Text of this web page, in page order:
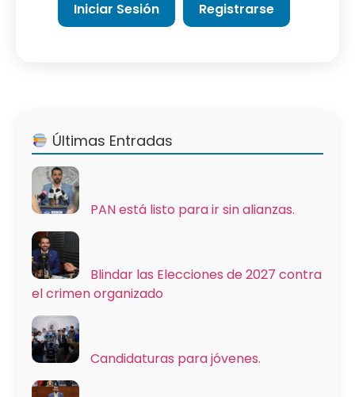
Iniciar Sesión Registrarse
Últimas Entradas
PAN está listo para ir sin alianzas.
Blindar las Elecciones de 2027 contra
el crimen organizado
Candidaturas para jóvenes.